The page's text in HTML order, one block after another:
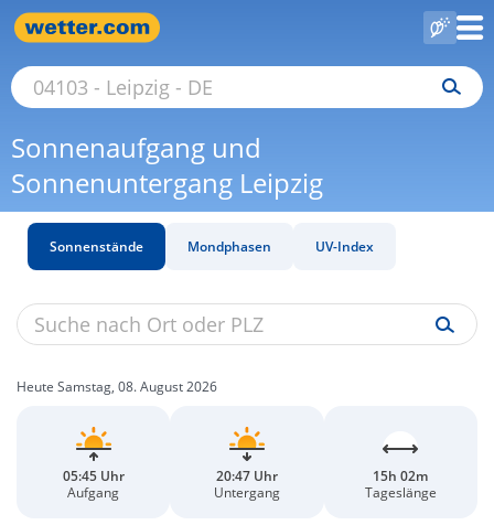
Sonnenaufgang und
Sonnenuntergang Leipzig
Sonnenstände Mondphasen UV-Index
Heute Samstag, 08. August 2026
05:45 Uhr
Aufgang
20:47 Uhr
Untergang
15h 02m
Tageslänge